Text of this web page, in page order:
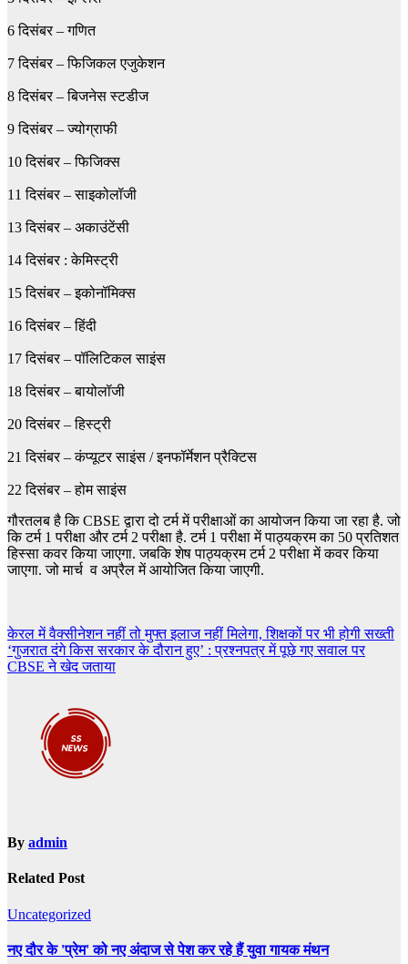
6 दिसंबर – गणित
7 दिसंबर – फिजिकल एजुकेशन
8 दिसंबर – बिजनेस स्टडीज
9 दिसंबर – ज्योग्राफी
10 दिसंबर – फिजिक्स
11 दिसंबर – साइकोलॉजी
13 दिसंबर – अकाउंटेंसी
14 दिसंबर : केमिस्ट्री
15 दिसंबर – इकोनॉमिक्स
16 दिसंबर – हिंदी
17 दिसंबर – पॉलिटिकल साइंस
18 दिसंबर – बायोलॉजी
20 दिसंबर – हिस्ट्री
21 दिसंबर – कंप्यूटर साइंस / इनफॉर्मेशन प्रैक्टिस
22 दिसंबर – होम साइंस
गौरतलब है कि CBSE द्वारा दो टर्म में परीक्षाओं का आयोजन किया जा रहा है. जो
कि टर्म 1 परीक्षा और टर्म 2 परीक्षा है. टर्म 1 परीक्षा में पाठ्यक्रम का 50 प्रतिशत
हिस्सा कवर किया जाएगा. जबकि शेष पाठ्यक्रम टर्म 2 परीक्षा में कवर किया
जाएगा. जो मार्च व अप्रैल में आयोजित किया जाएगी.
Post
navigation
केरल में वैक्सीनेशन नहीं तो मुफ्त इलाज नहीं मिलेगा, शिक्षकों पर भी होगी सख्ती
‘गुजरात दंगे किस सरकार के दौरान हुए’ : प्रश्‍नपत्र में पूछे गए सवाल पर
CBSE ने खेद जताया
By admin
Related Post
Uncategorized
नए दौर के 'प्रेम' को नए अंदाज से पेश कर रहे हैं युवा गायक मंथन